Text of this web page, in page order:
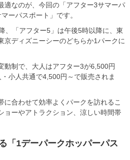
適なのが、今回の「アフター3サマーパ
ーパスポート」です。
、「アフター5」は午後5時以降に、東
京ディズニーシーのどちらか1パークに
動制で、大人はアフター3が6,500円
小人共通で4,500円～で販売されま
に合わせて効率よくパークを訪れるこ
ョーやアトラクション、涼しい時間帯
「1デーパークホッパーパス